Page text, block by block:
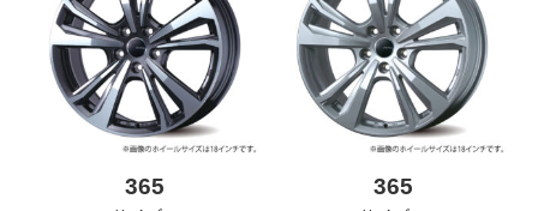
365 365